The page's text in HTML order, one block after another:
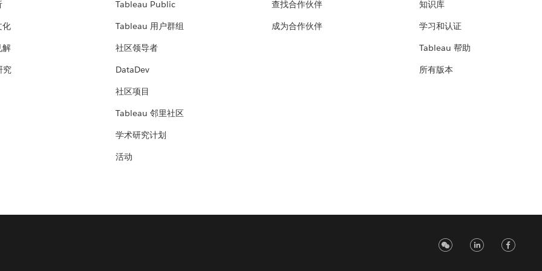
化
解
究
Tableau Public
Tableau 用户群组
社区领导者
DataDev
社区项目
Tableau 邻里社区
学术研究计划
活动
查找合作伙伴
成为合作伙伴
知识库
学习和认证
Tableau 帮助
所有版本